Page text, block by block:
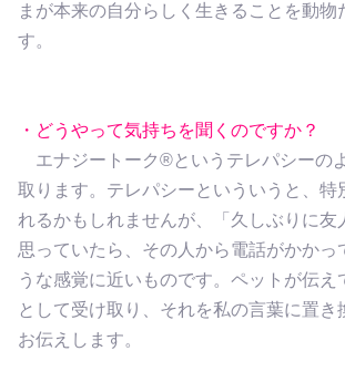
まが本来の自分らしく生きることを動物
す。
・どうやって気持ちを聞くのですか？
エナジートーク®︎というテレパシーの
取ります。テレパシーといういうと、特
れるかもしれませんが、「久しぶりに友
思っていたら、その人から電話がかかっ
うな感覚に近いものです。ペットが伝え
として受け取り、それを私の言葉に置き
お伝えします。